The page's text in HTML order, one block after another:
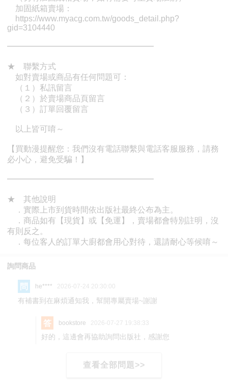
詢問商品
問 he**** 2026-07-24 20:30:00
有補書到在麻煩通知我，幫開專屬賣場~謝謝
答 bookstore 2026-07-27 19:38:33
好的，這邊會再協助詢問出版社，感謝您
查看全部問題>>